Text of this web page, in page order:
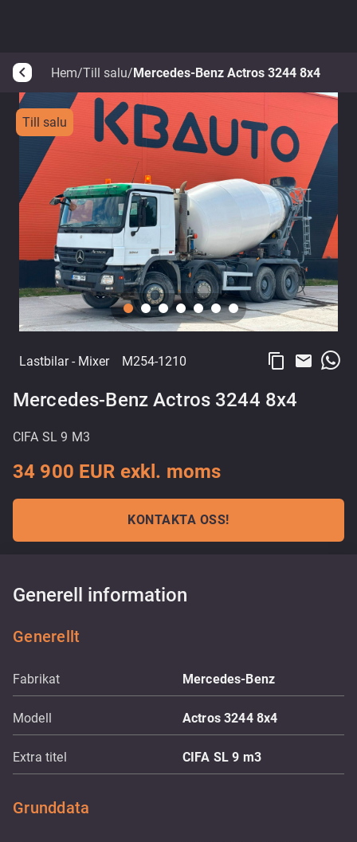
arrow_back_ios Hem/Till salu/Mercedes-Benz Actros 3244 8x4
Till salu
Lastbilar- Mixer M254-1210 content_copy email
Mercedes-Benz Actros 3244 8x4
CIFA SL 9 M3
34 900 EUR exkl. moms
KONTAKTA OSS!
Generell information
Generellt
Fabrikat Mercedes-Benz
Modell Actros 3244 8x4
Extra titel CIFA SL 9 m3
Grunddata